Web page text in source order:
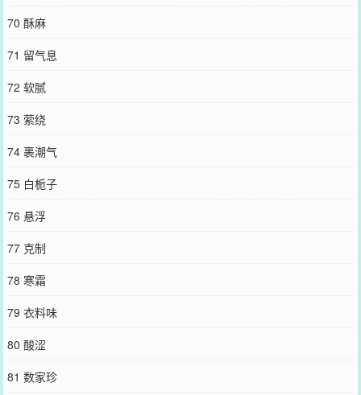
70 酥麻
71 留气息
72 软腻
73 萦绕
74 裹潮气
75 白栀子
76 悬浮
77 克制
78 寒霜
79 衣料味
80 酸涩
81 数家珍